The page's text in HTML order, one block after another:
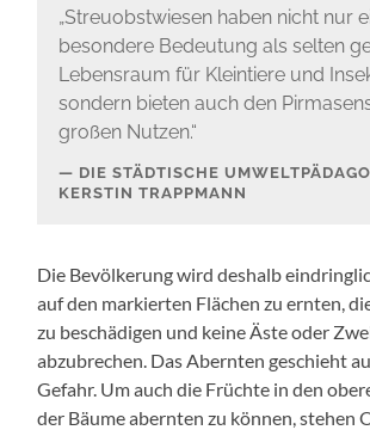
„Streuobstwiesen haben nicht nur
besondere Bedeutung als selten
Lebensraum für Kleintiere und
sondern bieten auch den
großen Nutzen.“
DIE STÄDTISCHE
KERSTIN TRAPPMANN
Die Bevölkerung wird deshalb
auf den markierten Flächen zu ernten,
zu beschädigen und keine Äste oder
abzubrechen. Das Abernten geschieht
Gefahr. Um auch die Früchte in den
der Bäume abernten zu können, stehen